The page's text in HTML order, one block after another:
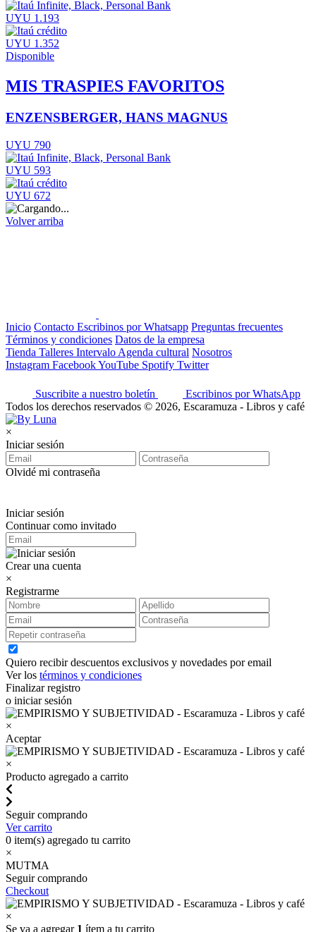
UYU 1.193
UYU 1.352
Disponible
MIS TRASPIES FAVORITOS
ENZENSBERGER, HANS MAGNUS
UYU 790
UYU 593
UYU 672
Volver arriba
Inicio Contacto Escribinos por Whatsapp Preguntas frecuentes
Términos y condiciones Datos de la empresa
Tienda Talleres Intervalo Agenda cultural Nosotros
Instagram FacebookYouTube Spotify Twitter
Suscribite a nuestro boletín
Escribinos por WhatsApp
Todos los derechos reservados © 2026, Escaramuza - Libros y café
×
Iniciar sesión
Olvidé mi contraseña
Iniciar sesión
Continuar como invitado
Crear una cuenta
×
Registrarme
Quiero recibir descuentos exclusivos y novedades por email
Ver los términos y condiciones
Finalizar registro
o iniciar sesión
×
Aceptar
×
Producto agregado a carrito
Seguir comprando
Ver carrito
0 item(s) agregado tu carrito
×
MUTMA
Seguir comprando
Checkout
×
Se va a agregar 1 ítem a tu carrito